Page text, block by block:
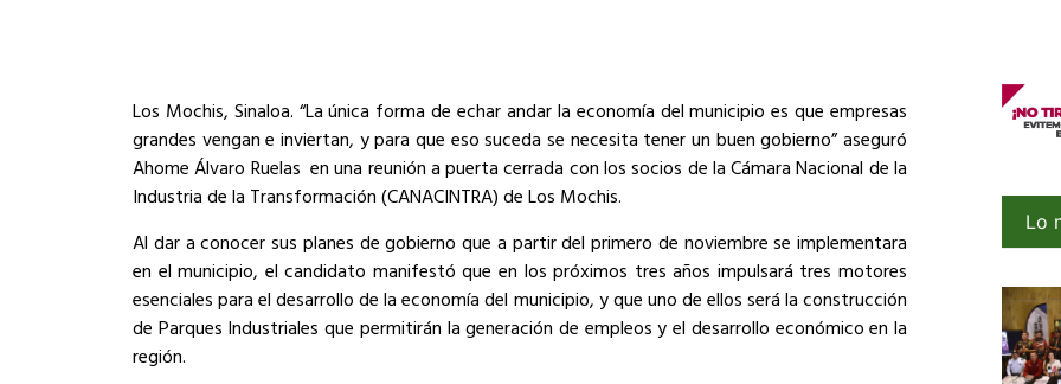
Los Mochis, Sinaloa. “La única forma de echar andar la economía del municipio es que empresas
grandes vengan e inviertan, y para que eso suceda se necesita tener un buen gobierno” aseguró
Ahome Álvaro Ruelas en una reunión a puerta cerrada con los socios de la Cámara Nacional de la
Industria de la Transformación (CANACINTRA) de Los Mochis.
Al dar a conocer sus planes de gobierno que a partir del primero de noviembre se implementara
en el municipio, el candidato manifestó que en los próximos tres años impulsará tres motores
esenciales para el desarrollo de la economía del municipio, y que uno de ellos será la construcción
de Parques Industriales que permitirán la generación de empleos y el desarrollo económico en la
región.
Lo